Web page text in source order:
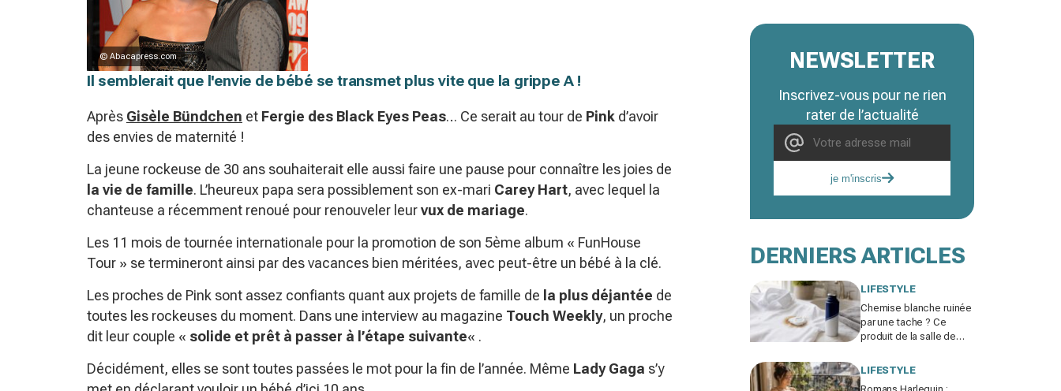
© Abacapress.com
Il semblerait que l'envie de bébé se transmet plus vite que la grippe A !
Après Gisèle Bündchen et Fergie des Black Eyes Peas… Ce serait au tour de Pink d’avoir
des envies de maternité !
La jeune rockeuse de 30 ans souhaiterait elle aussi faire une pause pour connaître les joies de
la vie de famille. L’heureux papa sera possiblement son ex-mari Carey Hart, avec lequel la
chanteuse a récemment renoué pour renouveler leurvux de mariage.
Les 11 mois de tournée internationale pour la promotion de son 5ème album « FunHouse
Tour » se termineront ainsi par des vacances bien méritées, avec peut-être un bébé à la clé.
Les proches de Pink sont assez confiants quant aux projets de famille de la plus déjantée de
toutes les rockeuses du moment. Dans une interview au magazine Touch Weekly, un proche
dit leur couple « solide et prêt à passer à l’étape suivante« .
Décidément, elles se sont toutes passées le mot pour la fin de l’année. Même Lady Gaga s’y
NEWSLETTER
Inscrivez-vous pour ne rien
rater de l’actualité
je m'inscris
DERNIERS ARTICLES
LIFESTYLE
Chemise blanche ruinée
par une tache ? Ce
produit de la salle de
détachant habituel
LIFESTYLE